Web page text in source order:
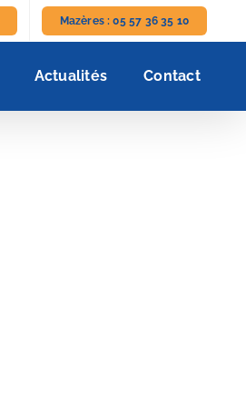
Mazères : 05 57 36 35 10
Actualités Contact